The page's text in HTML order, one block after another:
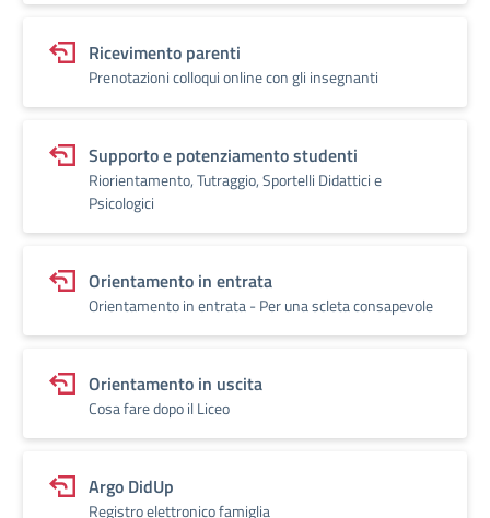
Ricevimento parenti
Prenotazioni colloqui online con gli insegnanti
Supporto e potenziamento studenti
Riorientamento, Tutraggio, Sportelli Didattici e
Psicologici
Orientamento in entrata
Orientamento in entrata - Per una scleta consapevole
Orientamento in uscita
Cosa fare dopo il Liceo
Argo DidUp
Registro elettronico famiglia